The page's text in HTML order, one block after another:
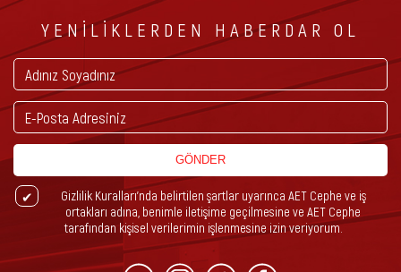
YENİLİKLERDEN HABERDAR OL
GÖNDER
Gizlilik Kuralları’nda belirtilen şartlar uyarınca AET Cephe ve iş
ortakları adına, benimle iletişime geçilmesine ve AET Cephe
tarafından kişisel verilerimin işlenmesine izin veriyorum.